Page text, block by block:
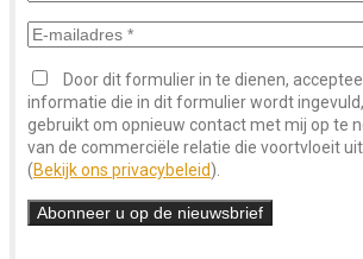
Door dit formulier in te dienen,
informatie die in dit formulier wordt
gebruikt om opnieuw contact met mij op te
van de commerciële relatie die voortvloeit
(Bekijk ons ​​privacybeleid).